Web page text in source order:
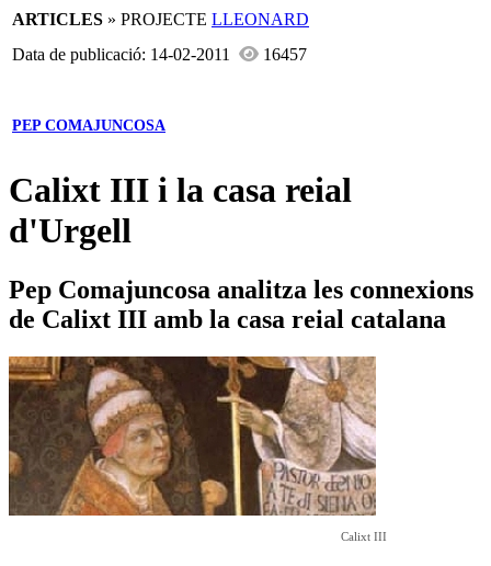
ARTICLES » PROJECTE LLEONARD
Data de publicació: 14-02-2011
16457
PEP COMAJUNCOSA
Calixt III i la casa reial
d'Urgell
Pep Comajuncosa analitza les connexions
de Calixt III amb la casa reial catalana
Calixt III